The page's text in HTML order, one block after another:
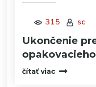
315 sc
Ukončenie
čítať viac